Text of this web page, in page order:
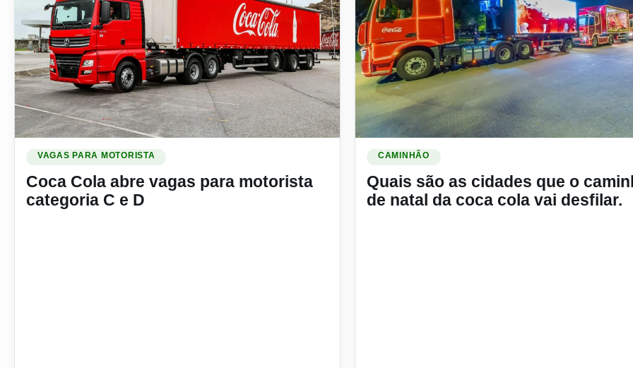
VAGAS PARA MOTORISTA
Coca Cola abre vagas para motorista
categoria C e D
Ler materia: Quais são as cidades que o caminhão de
CAMINHÃO
Quais são as cidades que o
de natal da coca cola vai desfilar.